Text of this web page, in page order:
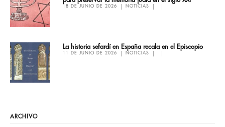
18 DE JUNIO DE 2026 NOTICIAS
La historia sefardí en España recala en el Episcopio
11 DE JUNIO DE 2026 NOTICIAS
ARCHIVO